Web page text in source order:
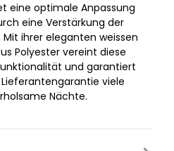
eine optimale Anpassung
eine Verstärkung der
ihrer eleganten weissen
Polyester vereint diese
und garantiert
viele
Nächte.